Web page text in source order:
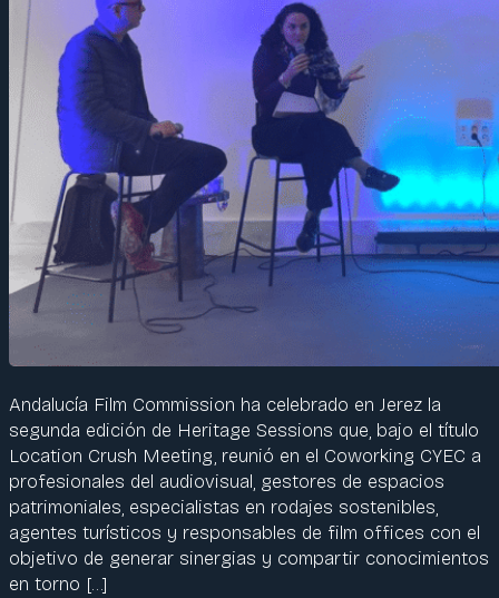
Andalucía Film Commission ha celebrado en Jerez la
segunda edición de Heritage Sessions que, bajo el título
Location Crush Meeting, reunió en el Coworking CYEC a
profesionales del audiovisual, gestores de espacios
patrimoniales, especialistas en rodajes sostenibles,
agentes turísticos y responsables de film offices con el
objetivo de generar sinergias y compartir conocimientos
en torno […]